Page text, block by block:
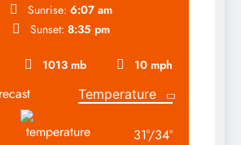
1013 mb 10 mph
Sunrise: 6:07 am
Sunset: 8:35 pm
31°/34°